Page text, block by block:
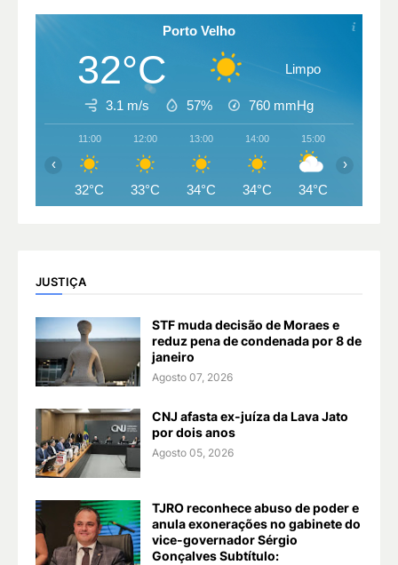
Porto Velho
32°C Limpo
3.1 m/s 57% 760 mmHg
11:00
32°C
12:00
33°C
13:00
34°C
14:00
34°C
15:00
34°C
‹ ›
JUSTIÇA
STF muda decisão de Moraes e
reduz pena de condenada por 8 de
janeiro
Agosto 07, 2026
CNJ afasta ex-juíza da Lava Jato
por dois anos
Agosto 05, 2026
TJRO reconhece abuso de poder e
anula exonerações no gabinete do
vice-governador Sérgio
Gonçalves Subtítulo: